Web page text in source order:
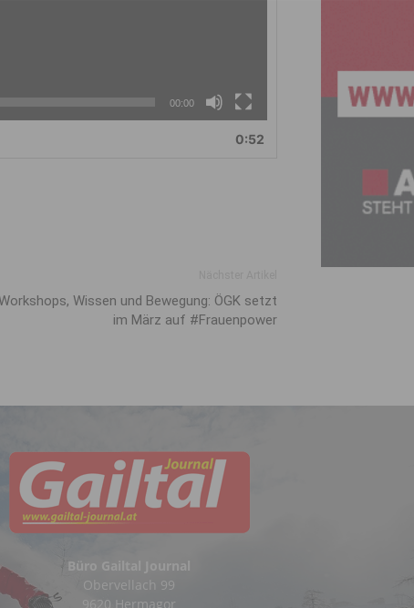
00:00
0:52
Wissen und Bewegung: ÖGK setzt
im März auf #Frauenpower
Büro Gailtal Journal
Obervellach 99
9620 Hermagor